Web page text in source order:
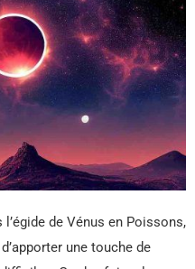
de Vénus en Poissons,
une touche de